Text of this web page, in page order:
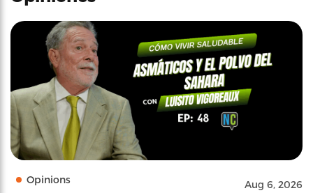
Opinions Aug 6, 2026